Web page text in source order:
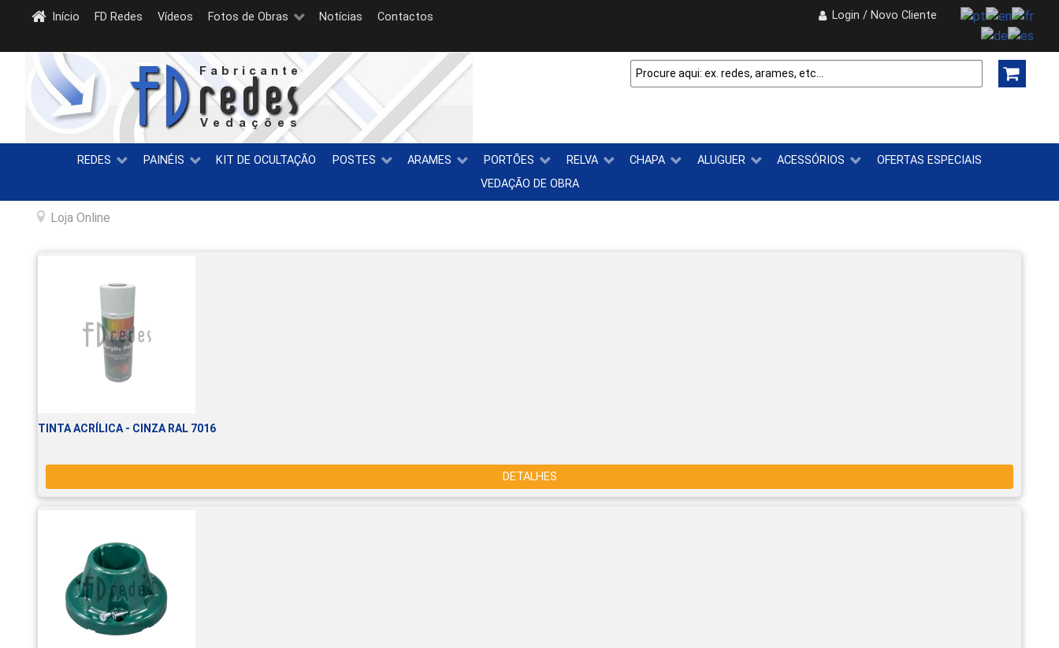
Início FD Redes Vídeos Fotos de Obras Notícias Login / Novo Cliente
Contactos
REDES PAINÉIS KIT DE OCULTAÇÃO POSTES ARAMES PORTÕES RELVA CHAPA ALUGUER ACESSÓRIOS
OFERTAS ESPECIAIS
VEDAÇÃO DE OBRA
Loja Online
TINTA ACRÍLICA - CINZA RAL 7016
DETALHES